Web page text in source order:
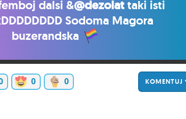
dalsi &@dezolattaki isti
Sodoma Magora
buzerandska
0 0 KOMENTUJ